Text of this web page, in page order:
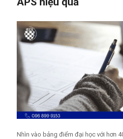
Nhìn vào bảng điểm đại học với hơn